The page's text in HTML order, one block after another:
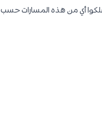
أي من هذه المسارات حسب